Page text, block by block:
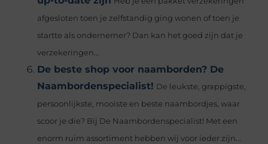
afgesloten toen je zelfstandig ging wonen of toen je
startte als ondernemer? Dan kan het goed zijn dat je
verzekeringen...
De beste shop voor naamborden? De
Naambordenspecialist! De leukste, grappigste,
persoonlijkste, mooiste en beste naambordjes, waar
scoor je die? Bij De Naambordenspecialist! Met een
enorm ruim assortiment hebben wij voor ieder zijn...